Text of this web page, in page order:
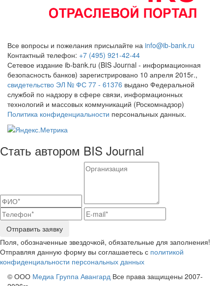
Все вопросы и пожелания присылайте на info@ib-bank.ru
Контактный телефон: +7 (495) 921-42-44
Сетевое издание ib-bank.ru (BIS Journal - информационная
безопасность банков) зарегистрировано 10 апреля 2015г.,
свидетельство ЭЛ № ФС 77 - 61376 выдано Федеральной
службой по надзору в сфере связи, информационных
технологий и массовых коммуникаций (Роскомнадзор)
Политика конфиденциальности персональных данных.
Стать автором BIS Journal
Отправить заявку
Поля, обозначенные звездочкой, обязательные для заполнения!
Отправляя данную форму вы соглашаетесь с политикой
конфиденциальности персональных данных
© ООО Медиа Группа Авангард Все права защищены 2007-